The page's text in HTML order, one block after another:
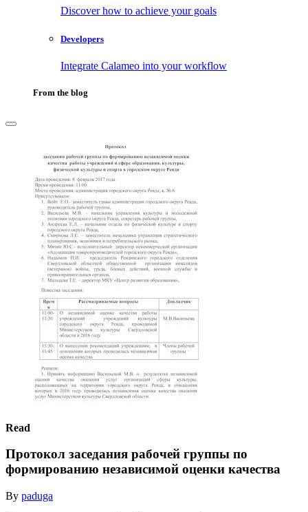
Discover how to achieve your goals
Developers
Integrate Calameo into your workflow
From the blog
Read
Протокол заседания рабочей группы по
формированию независимой оценки качества
By paduga